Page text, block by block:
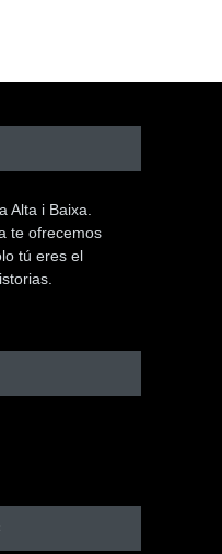
Alta i Baixa.
te ofrecemos
tú eres el